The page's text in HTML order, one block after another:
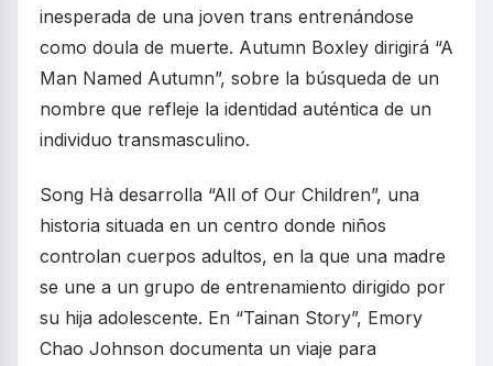
inesperada de una joven trans entrenándose
como doula de muerte. Autumn Boxley dirigirá “A
Man Named Autumn”, sobre la búsqueda de un
nombre que refleje la identidad auténtica de un
individuo transmasculino.
Song Hà desarrolla “All of Our Children”, una
historia situada en un centro donde niños
controlan cuerpos adultos, en la que una madre
se une a un grupo de entrenamiento dirigido por
su hija adolescente. En “Tainan Story”, Emory
Chao Johnson documenta un viaje para